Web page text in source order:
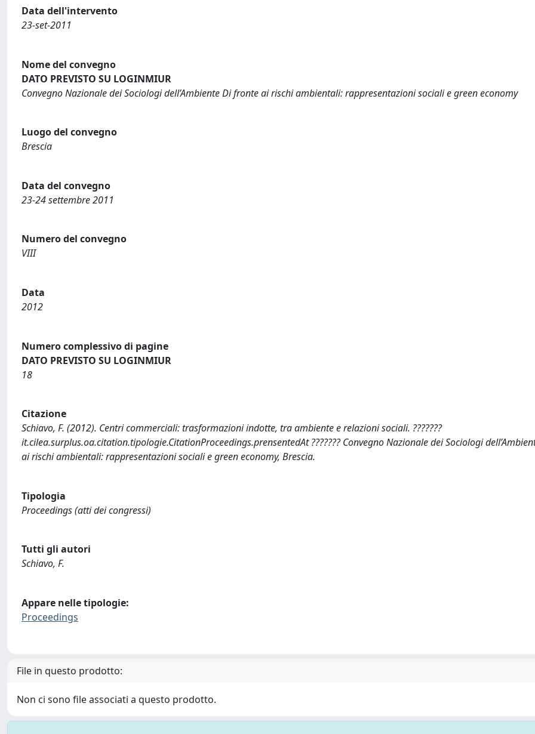
Data dell'intervento
23-set-2011
Nome del convegno
DATO PREVISTO SU LOGINMIUR
Convegno Nazionale dei Sociologi dell’Ambiente Di fronte ai rischi ambientali: rappresentazioni sociali e green economy
Luogo del convegno
Brescia
Data del convegno
23-24 settembre 2011
Numero del convegno
VIII
Data
2012
Numero complessivo di pagine
DATO PREVISTO SU LOGINMIUR
18
Citazione
Schiavo, F. (2012). Centri commerciali: trasformazioni indotte, tra ambiente e relazioni sociali. ???????
it.cilea.surplus.oa.citation.tipologie.CitationProceedings.prensentedAt ??????? Convegno Nazionale dei Sociologi
ai rischi ambientali: rappresentazioni sociali e green economy, Brescia.
Tipologia
Proceedings (atti dei congressi)
Tutti gli autori
Schiavo, F.
Appare nelle tipologie:
Proceedings
File in questo prodotto:
Non ci sono file associati a questo prodotto.